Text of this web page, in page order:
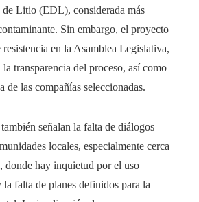
Litio (EDL), considerada más
Sin embargo, el proyecto
en la Asamblea Legislativa,
la transparencia del proceso, así como
de las compañías seleccionadas.
señalan la falta de diálogos
locales, especialmente cerca
donde hay inquietud por el uso
la falta de planes definidos para la